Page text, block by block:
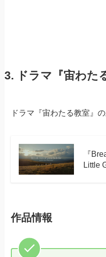
3. ドラマ『宙わた
ドラマ『宙わたる教室』の
『
Little
作品情報